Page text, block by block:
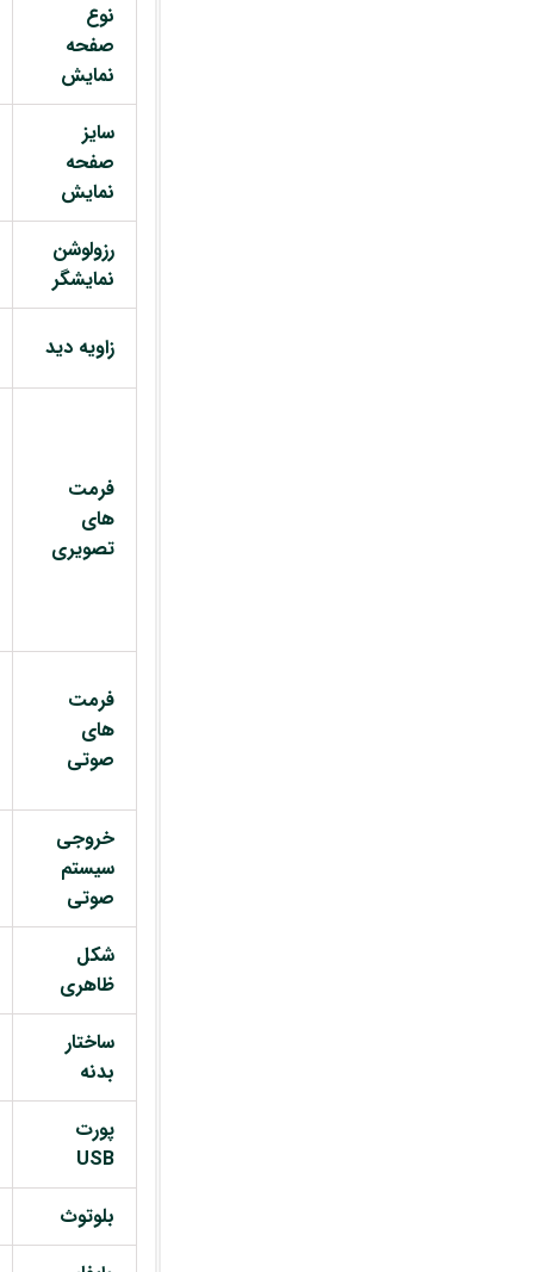
نوع
صفحه
نمایش
سایز
صفحه
نمایش
رزولوشن
نمایشگر
زاویه دید
فرمت
های
تصویری
فرمت
های
صوتی
خروجی
سیستم
صوتی
شکل
ظاهری
ساختار
بدنه
پورت
USB
بلوتوث